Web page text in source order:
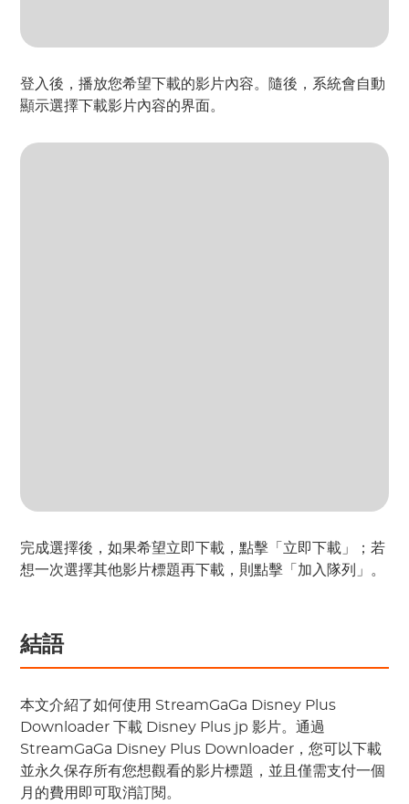
登入後，播放您希望下載的影片內容。隨後，系統會自動
顯示選擇下載影片內容的界面。
完成選擇後，如果希望立即下載，點擊「立即下載」；若
想一次選擇其他影片標題再下載，則點擊「加入隊列」。
結語
本文介紹了如何使用 StreamGaGa Disney Plus
Downloader 下載 Disney Plus jp 影片。通過
StreamGaGa Disney Plus Downloader，您可以下載
並永久保存所有您想觀看的影片標題，並且僅需支付一個
月的費用即可取消訂閱。